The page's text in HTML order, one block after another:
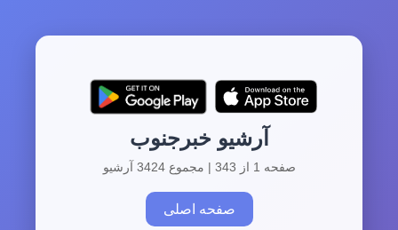
آرشیو خبرجنوب
صفحه 1 از 343 | مجموع 3424 آرشیو
صفحه اصلی